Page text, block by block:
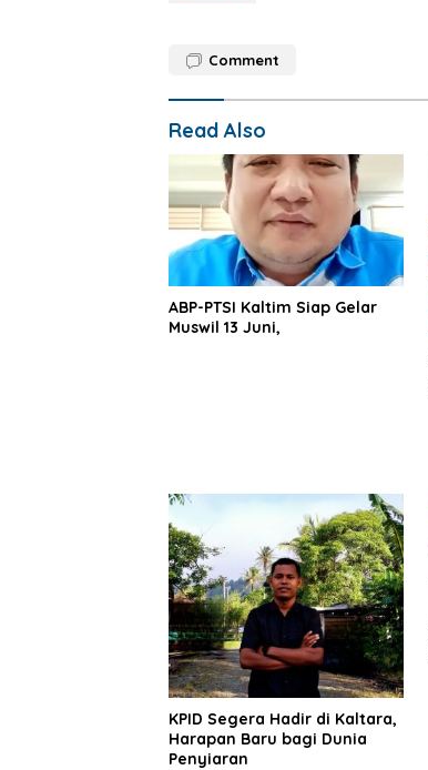
Comment
Read Also
ABP-PTSI Kaltim Siap Gelar
Muswil 13 Juni,
KPID Segera Hadir di Kaltara,
Harapan Baru bagi Dunia
Penyiaran